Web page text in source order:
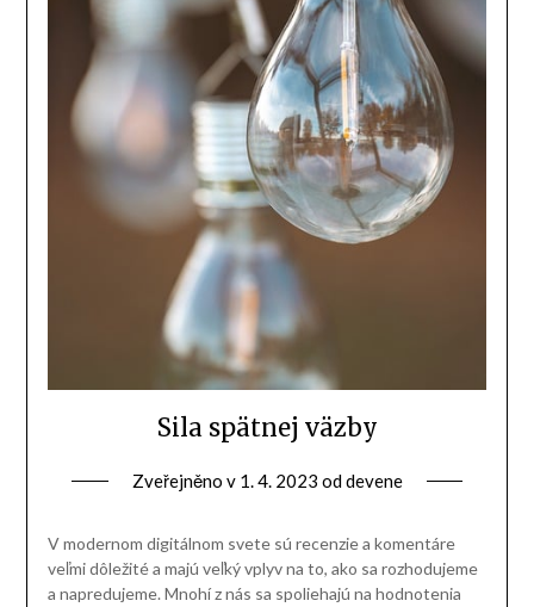
Sila spätnej väzby
Zveřejněno v 1. 4. 2023 oddevene
V modernom digitálnom svete sú recenzie a komentáre
veľmi dôležité a majú veľký vplyv na to, ako sa rozhodujeme
a napredujeme. Mnohí z nás sa spoliehajú na hodnotenia